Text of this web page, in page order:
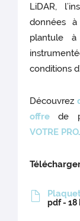
LiDAR,
données
plantule
conditions
Découvrez
offre de
VOTRE
pdf - 18